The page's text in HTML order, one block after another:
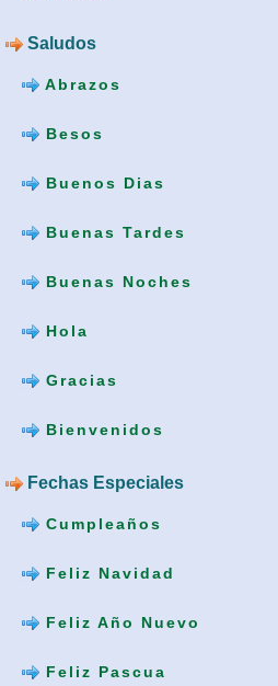
Saludos
Abrazos
Besos
Buenos Dias
Buenas Tardes
Buenas Noches
Hola
Gracias
Bienvenidos
Fechas Especiales
Cumpleaños
Feliz Navidad
Feliz Año Nuevo
Feliz Pascua